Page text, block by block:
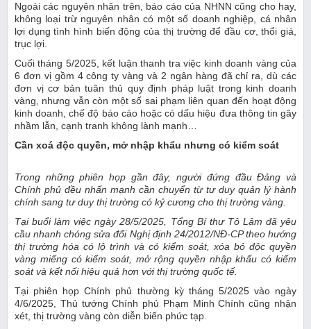
Ngoài các nguyên nhân trên, báo cáo của NHNN cũng cho hay,
không loại trừ nguyên nhân có một số doanh nghiệp, cá nhân
lợi dụng tình hình biến động của thị trường để đầu cơ, thổi giá,
trục lợi.
Cuối tháng 5/2025, kết luận thanh tra việc kinh doanh vàng của
6 đơn vị gồm 4 công ty vàng và 2 ngân hàng đã chỉ ra, dù các
đơn vị cơ bản tuân thủ quy định pháp luật trong kinh doanh
vàng, nhưng vẫn còn một số sai phạm liên quan đến hoạt động
kinh doanh, chế độ báo cáo hoặc có dấu hiệu đưa thông tin gây
nhầm lẫn, cạnh tranh không lành mạnh…
Cần xoá độc quyền, mở nhập khẩu nhưng có kiểm soát
Trong những phiên họp gần đây, người đứng đầu Đảng và
Chính phủ đều nhấn mạnh cần chuyển từ tư duy quản lý hành
chính sang tư duy thị trường có kỷ cương cho thị trường vàng.
Tại buổi làm việc ngày 28/5/2025, Tổng Bí thư Tô Lâm đã yêu
cầu nhanh chóng sửa đổi Nghị định 24/2012/NĐ-CP theo hướng
thị trường hóa có lộ trình và có kiểm soát, xóa bỏ độc quyền
vàng miếng có kiểm soát, mở rộng quyền nhập khẩu có kiểm
soát và kết nối hiệu quả hơn với thị trường quốc tế.
Tại phiên họp Chính phủ thường kỳ tháng 5/2025 vào ngày
4/6/2025, Thủ tướng Chính phủ Phạm Minh Chính cũng nhận
xét, thị trường vàng còn diễn biến phức tạp.